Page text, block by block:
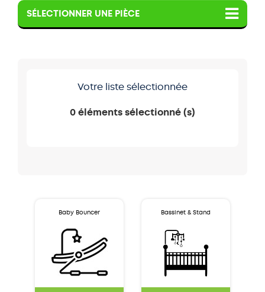
SÉLECTIONNER UNE PIÈCE
CARTONS
CHAMBRE À COUCHER
HALLWAY
KITCHEN
Baby Bouncer Bassinet & Stand
Votre liste sélectionnée
0éléments sélectionné (s)